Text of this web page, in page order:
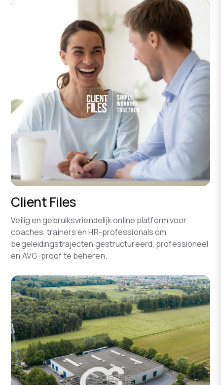
Client Files
Veilig en gebruiksvriendelijk online platform voor
coaches, trainers en HR-professionals om
begeleidingstrajecten gestructureerd, professioneel
en AVG-proof te beheren.